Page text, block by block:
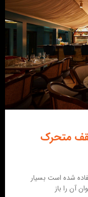
متحرک
شده است بسیار
آن را باز